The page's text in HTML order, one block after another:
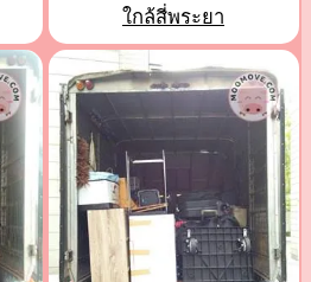
ใกล้สี่พระยา